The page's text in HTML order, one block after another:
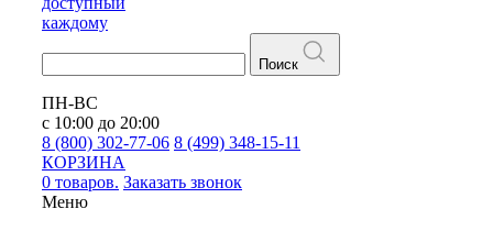
каждому
Поиск
ПН-ВС
с 10:00 до 20:00
8 (800) 302-77-06 8 (499) 348-15-11
КОРЗИНА
0 товаров. Заказать звонок
Меню